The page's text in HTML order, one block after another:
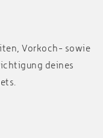
Vorkoch- sowie
deines